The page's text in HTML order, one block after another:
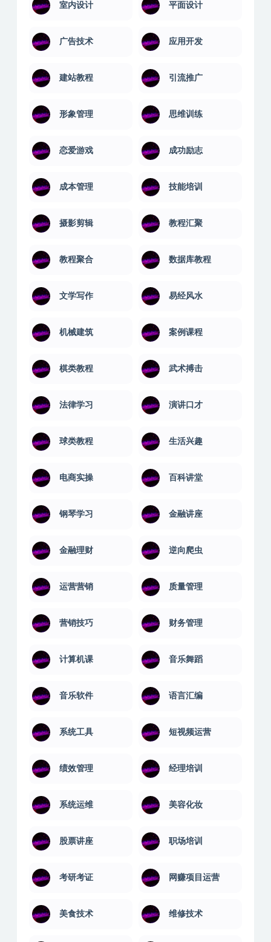
室内设计 平面设计
广告技术 应用开发
建站教程 引流推广
形象管理 思维训练
恋爱游戏 成功励志
成本管理 技能培训
摄影剪辑 教程汇聚
教程聚合 数据库教程
文学写作 易经风水
机械建筑 案例课程
棋类教程 武术搏击
法律学习 演讲口才
球类教程 生活兴趣
电商实操 百科讲堂
钢琴学习 金融讲座
金融理财 逆向爬虫
运营营销 质量管理
营销技巧 财务管理
计算机课 音乐舞蹈
音乐软件 语言汇编
系统工具 短视频运营
绩效管理 经理培训
系统运维 美容化妆
股票讲座 职场培训
考研考证 网赚项目运营
美食技术 维修技术